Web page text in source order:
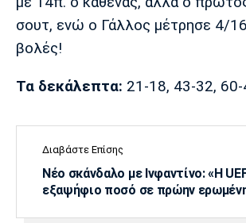
Μονακό
σουτ, ενώ ο Γάλλος μέτρησε 4/
βολές!
Τα δεκάλεπτα: 21-18, 43-32, 60-
Διαβάστε Επίσης
Νέο σκάνδαλο με Ινφαντίνο: «Η
εξαψήφιο ποσό σε πρώην